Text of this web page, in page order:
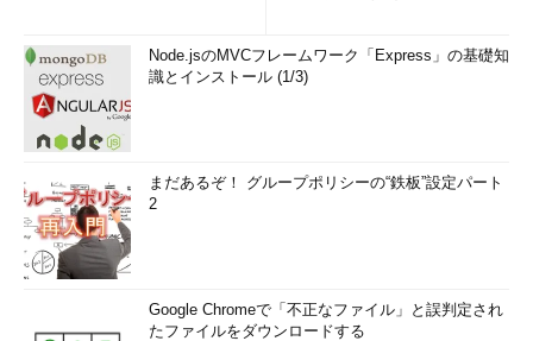
Node.jsのMVCフレームワーク「Express」の基礎知
識とインストール (1/3)
まだあるぞ！ グループポリシーの“鉄板”設定パート
2
Google Chromeで「不正なファイル」と誤判定され
たファイルをダウンロードする